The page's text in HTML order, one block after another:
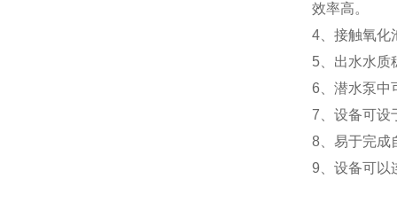
效率高。
4、接触氧化
5、出水水质
6、潜水泵中
7、设备可设
8、易于完成
9、设备可以